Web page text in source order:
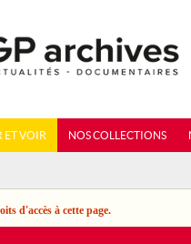
ET VOIR NOS COLLECTIONS
d'accès à cette page.